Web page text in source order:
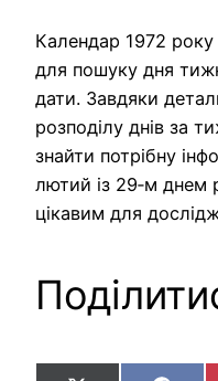
Календар 1972
для пошуку дня
дати. Завдяки
розподілу днів за
знайти потрібну
лютий із 29‑м днем
цікавим для